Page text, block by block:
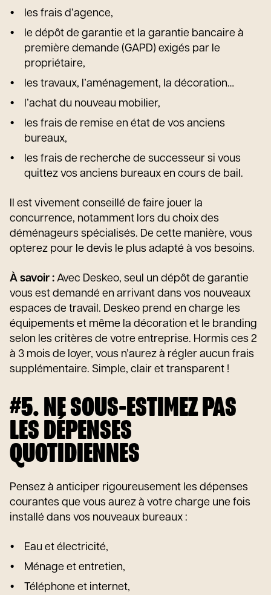
les frais d’agence,
le dépôt de garantie et la garantie bancaire à
première demande (GAPD) exigés par le
propriétaire,
les travaux, l’aménagement, la décoration…
l’achat du nouveau mobilier,
les frais de remise en état de vos anciens
bureaux,
les frais de recherche de successeur si vous
quittez vos anciens bureaux en cours de bail.
Il est vivement conseillé de faire jouer la
concurrence, notamment lors du choix des
déménageurs spécialisés. De cette manière, vous
opterez pour le devis le plus adapté à vos besoins.
À savoir : Avec Deskeo, seul un dépôt de garantie
vous est demandé en arrivant dans vos nouveaux
espaces de travail. Deskeo prend en charge les
équipements et même la décoration et le branding
selon les critères de votre entreprise. Hormis ces 2
à 3 mois de loyer, vous n’aurez à régler aucun frais
supplémentaire. Simple, clair et transparent !
#5. NE SOUS-ESTIMEZ PAS
LES DÉPENSES
QUOTIDIENNES
Pensez à anticiper rigoureusement les dépenses
courantes que vous aurez à votre charge une fois
installé dans vos nouveaux bureaux :
Eau et électricité,
Ménage et entretien,
Téléphone et internet,